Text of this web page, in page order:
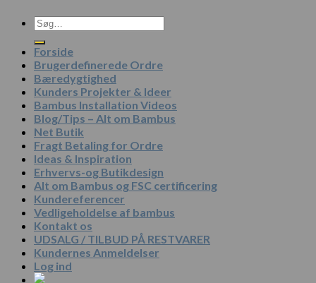
Søg
efter:
Forside
Brugerdefinerede Ordre
Bæredygtighed
Kunders Projekter & Ideer
Bambus Installation Videos
Blog/Tips – Alt om Bambus
Net Butik
Fragt Betaling for Ordre
Ideas & Inspiration
Erhvervs-og Butikdesign
Alt om Bambus og FSC certificering
Kundereferencer
Vedligeholdelse af bambus
Kontakt os
UDSALG / TILBUD PÅ RESTVARER
Kundernes Anmeldelser
Log ind